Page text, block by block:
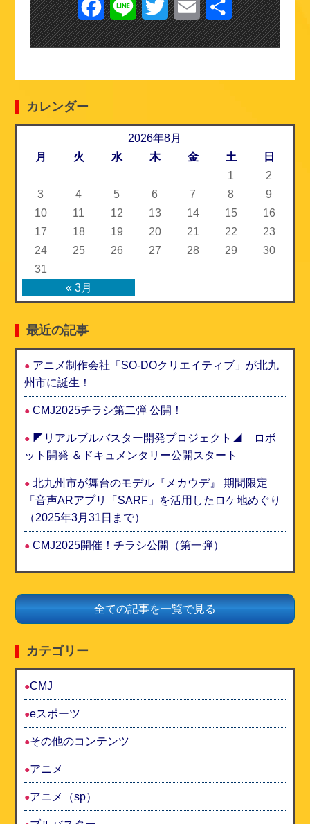
F
a
L
i
T
w
e
E
m
共
有
カレンダー
2026年8月
月
火 水 木 金 土 日
« 3月
1
2
3
4 5 6 7 8
9
10
11 12 13 14 15
16
17
18 19 20 21 22
23
24
25 26 27 28 29
30
31
最近の記事
アニメ制作会社「SO-DOクリエイティブ」が北九
州市に誕生！
CMJ2025チラシ第二弾 公開！
◤リアルブルバスター開発プロジェクト◢ ロボ
ット開発 ＆ドキュメンタリー公開スタート
北九州市が舞台のモデル『メカウデ』 期間限定
「音声ARアプリ「SARF」を活用したロケ地めぐり
（2025年3月31日まで）
CMJ2025開催！チラシ公開（第一弾）
全ての記事を一覧で見る
カテゴリー
CMJ
eスポーツ
その他のコンテンツ
アニメ
アニメ（sp）